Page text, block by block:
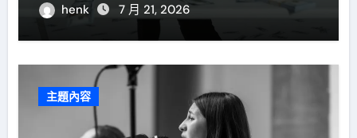
henk 7 月 21, 2026
主題內容